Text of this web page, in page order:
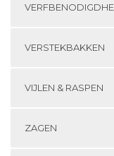
VERSTEKBAKKEN
VIJLEN & RASPEN
ZAGEN